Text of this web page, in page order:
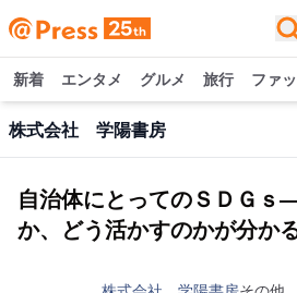
新着 エンタメ グルメ 旅行 ファ
株式会社 学陽書房
自治体にとってのＳＤＧ
か、どう活かすのかが分か